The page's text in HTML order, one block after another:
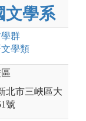
文學系
學群
學類
北市三峽區大
號